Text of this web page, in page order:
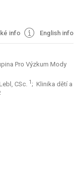
info English info
Pro Výzkum Mody
CSc. 1 ; Klinika dětí a